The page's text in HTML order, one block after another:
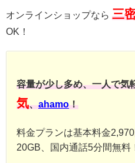
オンラインショップなら 三
OK！
容量が少し多め、一人で気
気、ahamo！
料金プランは基本料金
20GB、国内通話5分間無料